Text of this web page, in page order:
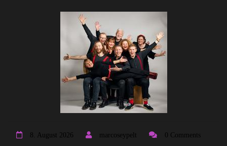
8. August 2026 marcoseypelt 0 Comments